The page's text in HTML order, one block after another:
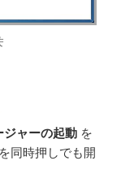
ジャーの起動 を
を同時押しでも開